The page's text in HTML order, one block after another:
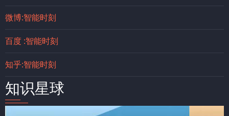
微博:智能时刻
百度 :智能时刻
知乎:智能时刻
知识星球